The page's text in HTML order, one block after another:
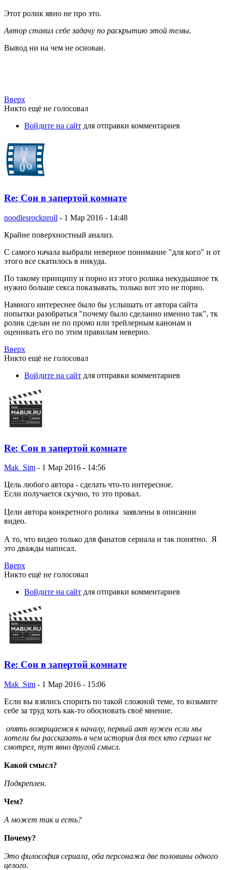
Этот ролик явно не про это.
Автор ставил себе задачу по раскрытию этой темы.
Вывод ни на чем не основан.
Вверх
Никто ещё не голосовал
Войдите на сайт для отправки комментариев
Re: Сон в запертой комнате
noodlesrocknroll - 1 Мар 2016 - 14:48
Крайне поверхностный анализ.
С самого начала выбрали неверное понимание "для кого" и от
этого все скатилось в никуда.
По такому принципу и порно из этого ролика некудышное тк
нужно больше секса показывать, только вот это не порно.
Намного интереснее было бы услышать от автора сайта
попытки разобраться "почему было сделанно именно так", тк
ролик сделан не по промо или трейлерным канонам и
оценивать его по этим правилам неверно.
Вверх
Никто ещё не голосовал
Войдите на сайт для отправки комментариев
Re: Сон в запертой комнате
Mak_Sim - 1 Мар 2016 - 14:56
Цель любого автора - сделать что-то интересное.
Если получается скучно, то это провал.
Цели автора конкретного ролика заявлены в описании
видео.
А то, что видео только для фанатов сериала и так понятно. Я
это дважды написал.
Вверх
Никто ещё не голосовал
Войдите на сайт для отправки комментариев
Re: Сон в запертой комнате
Mak_Sim - 1 Мар 2016 - 15:06
Если вы взялись спорить по такой сложной теме, то возьмите
себе за труд хоть как-то обосновать своё мнение.
опять возврщаемся к началу, первый акт нужен если мы
хотели бы рассказать в чем история для тех кто сериал не
смотрел, тут явно другой смысл.
Какой смысл?
Подкреплен.
Чем?
А может так и есть?
Почему?
Это философия сериала, оба персонажа две половины одного
целого.